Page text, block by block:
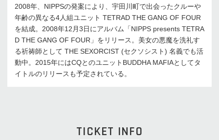
2008年、NIPPSの発案により、宇田川町で出会ったクルーや
年齢の異なる4人組ユニット TETRAD THE GANG OF FOUR
を結成。2008年12月3日にアルバム「NIPPS presents TETRA
D THE GANG OF FOUR」をリリース。美女の悪魔を洗礼す
る祈祷師として THE SEXORCIST (セクソシスト) 名義でも活
動中。2015年にはCQとのユニットBUDDHA MAFIAとしてタ
イトルのリリースも予定されている。
TICKET INFO